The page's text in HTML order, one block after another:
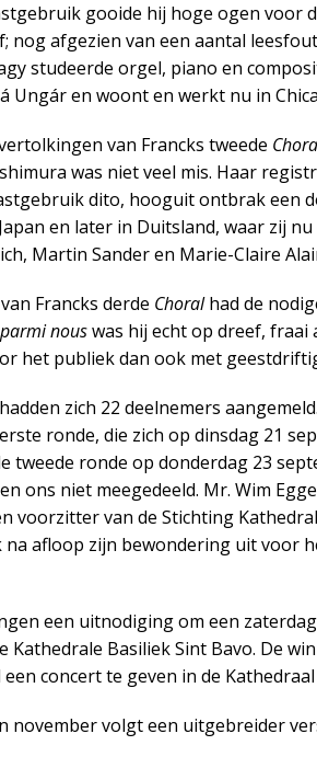
gooide hij hoge ogen voor
nog afgezien van een aantal
studeerde orgel, piano en
Ungár en woont en werkt nu in
van Francks tweede
was niet veel mis. Haar
dito, hooguit ontbrak een
en later in Duitsland, waar zij
Martin Sander en Marie-Claire
Francks derde Choralhad de
nouswas hij echt op dreef,
het publiek dan ook met
zich 22 deelnemers
ronde, die zich op dinsdag 21
tweede ronde op donderdag 23
ons niet meegedeeld. Mr. Wim
voorzitter van de Stichting
afloop zijn bewondering uit voor
een uitnodiging om een
Kathedrale Basiliek Sint Bavo. De
concert te geven in de
november volgt een uitgebreider